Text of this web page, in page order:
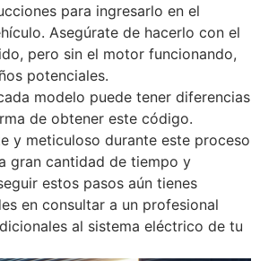
para ingresarlo en el
Asegúrate de hacerlo con el
pero sin el motor funcionando,
potenciales.
modelo puede tener diferencias
de obtener este código.
y meticuloso durante este proceso
gran cantidad de tiempo y
estos pasos aún tienes
en consultar a un profesional
al sistema eléctrico de tu